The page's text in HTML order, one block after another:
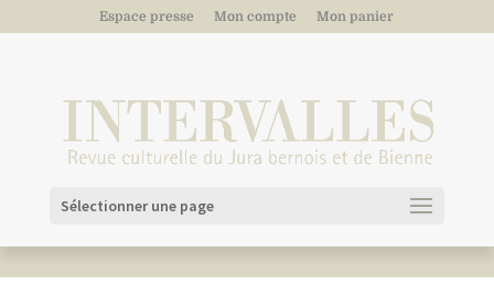
Espace presse Mon compte Mon panier
Sélectionner une page